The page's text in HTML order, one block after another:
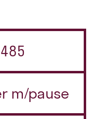
m/pause